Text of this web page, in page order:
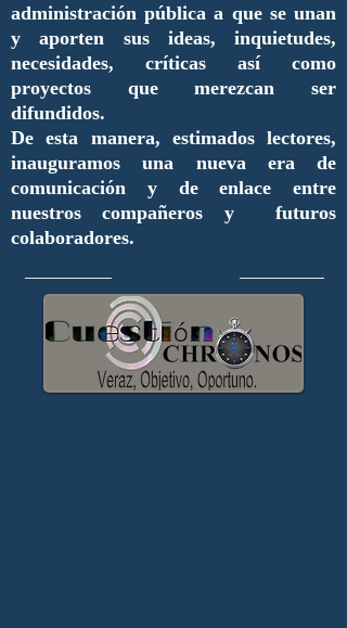
administración pública a que se unan
y aporten sus ideas, inquietudes,
necesidades, críticas así como
proyectos que merezcan ser
difundidos.
De esta manera, estimados lectores,
inauguramos una nueva era de
comunicación y de enlace entre
nuestros compañeros y futuros
colaboradores.